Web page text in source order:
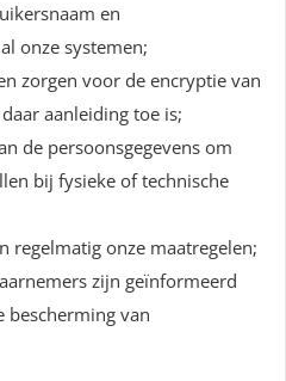
en
onze systemen;
zorgen voor de encryptie van
aanleiding toe is;
de persoonsgegevens om
bij fysieke of technische
regelmatig onze maatregelen;
zijn geïnformeerd
bescherming van